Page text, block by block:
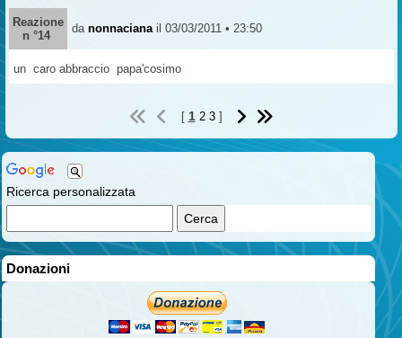
Ricerca personalizzata
Donazioni
Reazione
n °14
da nonnaciana il 03/03/2011 • 23:50
un caro abbraccio papa'cosimo
[ 1 2 3]